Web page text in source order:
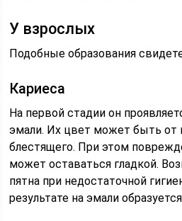
У взрослых
Подобные образования
Кариеса
На первой стадии он
эмали. Их цвет может быть от
блестящего. При этом
может оставаться гладкой.
пятна при недостаточной
результате на эмали